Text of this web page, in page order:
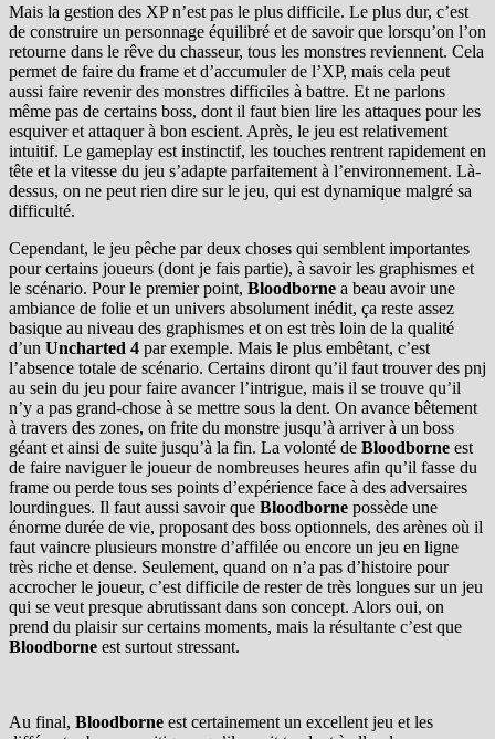
Mais la gestion des XP n’est pas le plus difficile. Le plus dur, c’est
de construire un personnage équilibré et de savoir que lorsqu’on l’on
retourne dans le rêve du chasseur, tous les monstres reviennent. Cela
permet de faire du frame et d’accumuler de l’XP, mais cela peut
aussi faire revenir des monstres difficiles à battre. Et ne parlons
même pas de certains boss, dont il faut bien lire les attaques pour les
esquiver et attaquer à bon escient. Après, le jeu est relativement
intuitif. Le gameplay est instinctif, les touches rentrent rapidement en
tête et la vitesse du jeu s’adapte parfaitement à l’environnement. Là-
dessus, on ne peut rien dire sur le jeu, qui est dynamique malgré sa
difficulté.
Cependant, le jeu pêche par deux choses qui semblent importantes
pour certains joueurs (dont je fais partie), à savoir les graphismes et
le scénario. Pour le premier point, Bloodborne a beau avoir une
ambiance de folie et un univers absolument inédit, ça reste assez
basique au niveau des graphismes et on est très loin de la qualité
d’un Uncharted 4 par exemple. Mais le plus embêtant, c’est
l’absence totale de scénario. Certains diront qu’il faut trouver des pnj
au sein du jeu pour faire avancer l’intrigue, mais il se trouve qu’il
n’y a pas grand-chose à se mettre sous la dent. On avance bêtement
à travers des zones, on frite du monstre jusqu’à arriver à un boss
géant et ainsi de suite jusqu’à la fin. La volonté de Bloodborne est
de faire naviguer le joueur de nombreuses heures afin qu’il fasse du
frame ou perde tous ses points d’expérience face à des adversaires
lourdingues. Il faut aussi savoir que Bloodborne possède une
énorme durée de vie, proposant des boss optionnels, des arènes où il
faut vaincre plusieurs monstre d’affilée ou encore un jeu en ligne
très riche et dense. Seulement, quand on n’a pas d’histoire pour
accrocher le joueur, c’est difficile de rester de très longues sur un jeu
qui se veut presque abrutissant dans son concept. Alors oui, on
prend du plaisir sur certains moments, mais la résultante c’est que
Bloodborne est surtout stressant.
Au final, Bloodborne est certainement un excellent jeu et les